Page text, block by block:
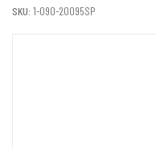
SKU: 1-090-20095SP